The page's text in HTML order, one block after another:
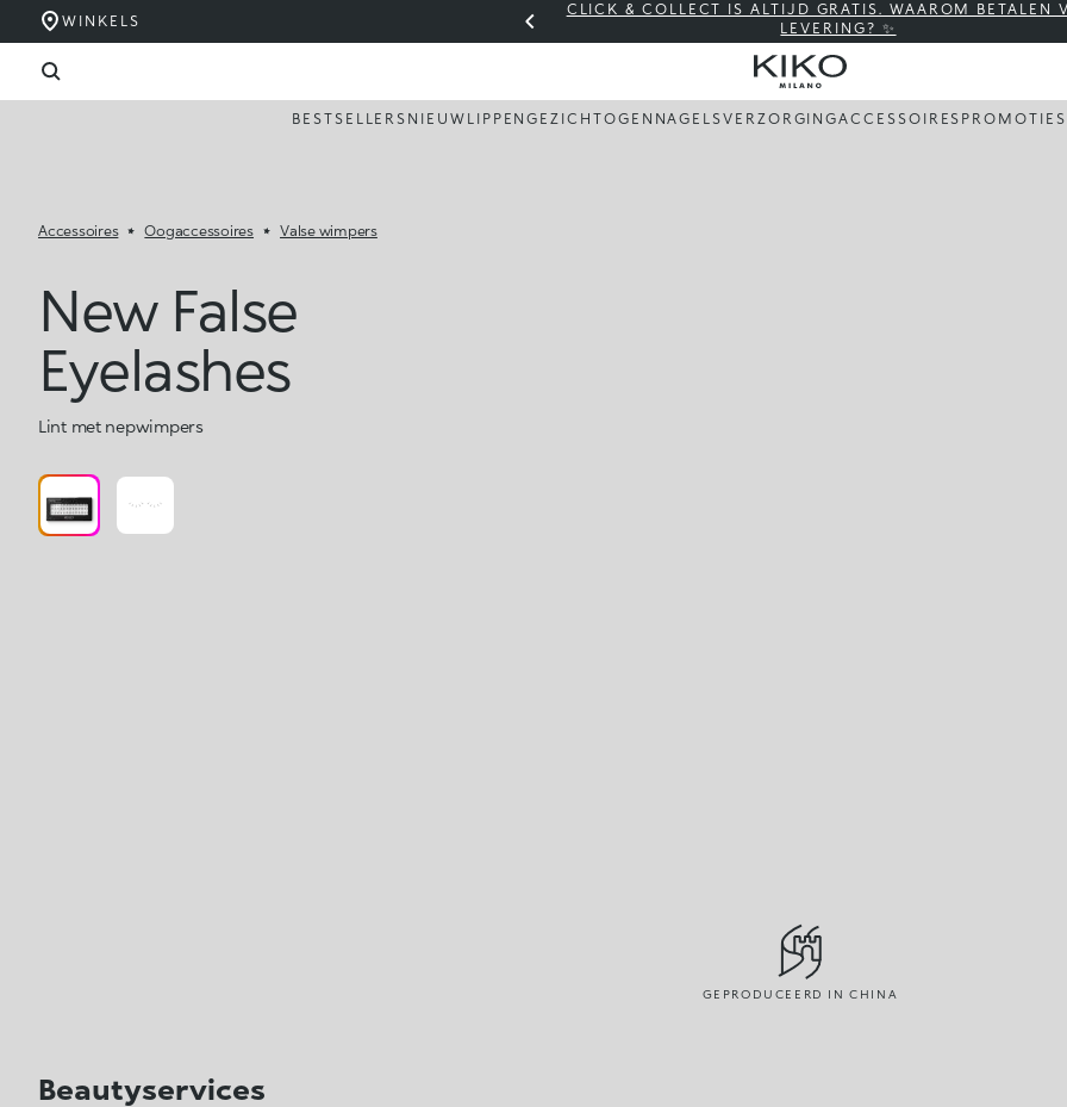
WINKELS
CLICK & COLLECT IS ALTIJD GRATIS. WAAROM BETALEN
LEVERING? ✨
BESTSELLERS NIEUW LIPPENGEZICHTOGEN NAGELSVERZORGINGACCESSOIRES PROMOTIES
Accessoires Oogaccessoires Valse wimpers
New False
Eyelashes
Lint met nepwimpers
GEPRODUCEERD IN CHINA
Beautyservices